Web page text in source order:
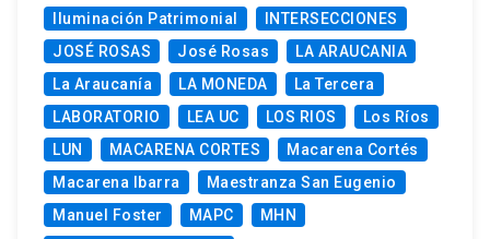
Iluminación Patrimonial
INTERSECCIONES
JOSÉ ROSAS
José Rosas
LA ARAUCANIA
La Araucanía
LA MONEDA
La Tercera
LABORATORIO
LEA UC LOS RIOS
Los Ríos
LUN
MACARENA CORTES
Macarena Cortés
Macarena Ibarra
Maestranza San Eugenio
Manuel Foster
MAPC
MHN